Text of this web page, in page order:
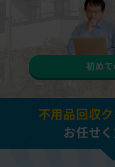
初め
不用品回収
お任せ